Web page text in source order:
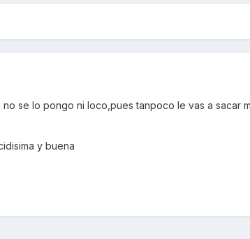
se lo pongo ni loco,pues tanpoco le vas a sacar
y buena